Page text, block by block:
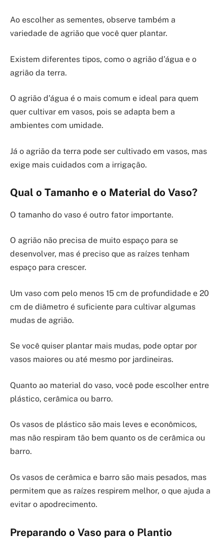
Ao escolher as sementes, observe também a
variedade de agrião que você quer plantar.
Existem diferentes tipos, como o agrião d’água e o
agrião da terra.
O agrião d’água é o mais comum e ideal para quem
quer cultivar em vasos, pois se adapta bem a
ambientes com umidade.
Já o agrião da terra pode ser cultivado em vasos, mas
exige mais cuidados com a irrigação.
Qual o Tamanho e o Material do Vaso?
O tamanho do vaso é outro fator importante.
O agrião não precisa de muito espaço para se
desenvolver, mas é preciso que as raízes tenham
espaço para crescer.
Um vaso com pelo menos 15 cm de profundidade e 20
cm de diâmetro é suficiente para cultivar algumas
mudas de agrião.
Se você quiser plantar mais mudas, pode optar por
vasos maiores ou até mesmo por jardineiras.
Quanto ao material do vaso, você pode escolher entre
plástico, cerâmica ou barro.
Os vasos de plástico são mais leves e econômicos,
mas não respiram tão bem quanto os de cerâmica ou
barro.
Os vasos de cerâmica e barro são mais pesados, mas
permitem que as raízes respirem melhor, o que ajuda a
evitar o apodrecimento.
Preparando o Vaso para o Plantio